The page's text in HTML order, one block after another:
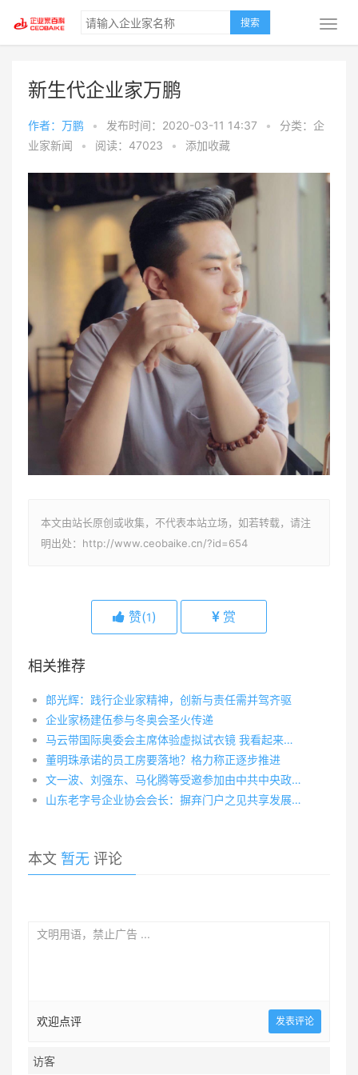
搜索
新生代企业家万鹏
作者：万鹏 • 发布时间：2020-03-11 14:37 •
分类：企
业家新闻
• 阅读：47023 • 添加收藏
本文由站长原创或收集，不代表本站立场，如若转载，请注
明出处：http://www.ceobaike.cn/?id=654
赞(1) 赏
相关推荐
郎光辉：践行企业家精神，创新与责任需并驾齐驱
企业家杨建伍参与冬奥会圣火传递
马云带国际奥委会主席体验虚拟试衣镜 我看起来更帅了
董明珠承诺的员工房要落地？格力称正逐步推进
文一波、刘强东、马化腾等受邀参加由中共中央政治局常委、国务院副总理汪洋主持的民营企业家迎春座谈会
山东老字号企业协会会长：摒弃门户之见共享发展经验
本文 暂无 评论
欢迎点评